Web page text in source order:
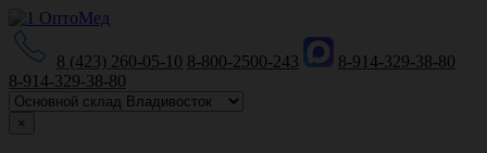
8 (423) 260-05-10 8-800-2500-243
8-914-329-38-80
8-914-329-38-80
×